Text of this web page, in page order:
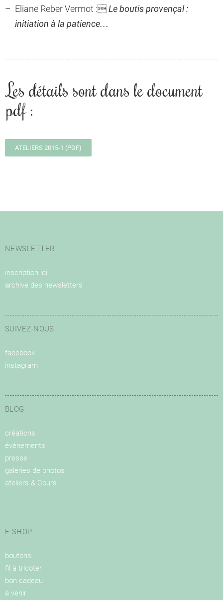
Eliane Reber Vermot :Le boutis provençal :
initiation à la patience…
Les détails sont dans le document
pdf :
ATELIERS 2015-1 (PDF)
NEWSLETTER
inscription ici
archive des newsletters
SUIVEZ-NOUS
facebook
instagram
BLOG
créations
événements
presse
galeries de photos
ateliers & Cours
E-SHOP
boutons
fil à tricoter
bon cadeau
à venir